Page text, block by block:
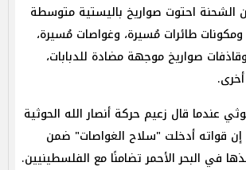
الشحنة احتوت صواريخ باليستية متوسطة
ومكونات طائرات مُسيرة، وغواصات مُسيرة،
صواريخ موجهة مضادة للدبابات،
عندما قال زعيم حركة أنصار الله الحوثية
إن قواته أدخلت "سلاح الغواصات" ضمن
في البحر الأحمر تضامنًا مع الفلسطينيين.